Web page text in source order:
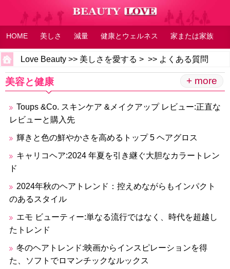
HOME 美しさ 減量 健康とウェルネス 家または家族
よくある質問 フィットネス フィーリング
Love Beauty >> 美しさを愛する > >> よくある質問
美容と健康 + more
Toups &Co. スキンケア &メイクアップ レビュー:正直な
レビューと購入先
輝きと色の鮮やかさを高めるトップ 5 ヘアグロス
キャリコヘア:2024 年夏を引き継ぐ大胆なカラートレン
ド
2024年秋のヘアトレンド：控えめながらもインパクト
のあるスタイル
エモ ビューティー:単なる流行ではなく、時代を超越し
たトレンド
冬のヘアトレンド:映画からインスピレーションを得
た、ソフトでロマンチックなルックス